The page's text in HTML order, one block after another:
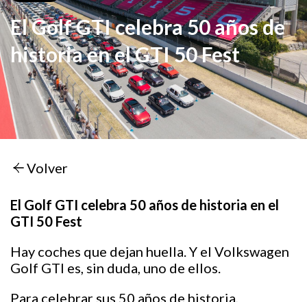
El Golf GTI celebra 50 años de
historia en el GTI 50 Fest
Volver
El Golf GTI celebra 50 años de historia en el
GTI 50 Fest
Hay coches que dejan huella. Y el Volkswagen
Golf GTI es, sin duda, uno de ellos.
Para celebrar sus 50 años de historia,